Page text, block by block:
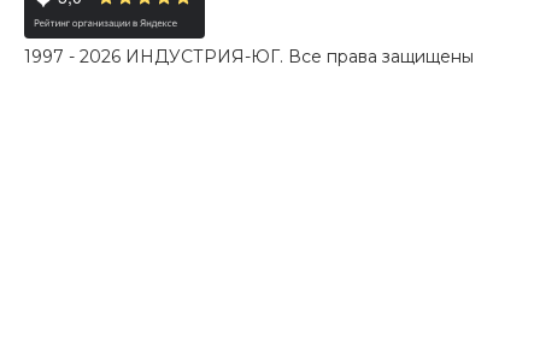
1997 - 2026 ИНДУСТРИЯ-ЮГ. Все права защищены